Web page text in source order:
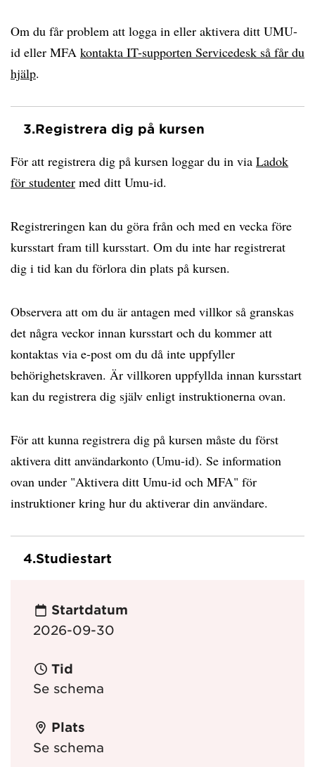
Om du får problem att logga in eller aktivera ditt UMU-
id eller MFA kontakta IT-supporten Servicedesk så får du
hjälp.
3.Registrera dig på kursen
För att registrera dig på kursen loggar du in via Ladok
för studenter med ditt Umu-id.
Registreringen kan du göra från och med en vecka före
kursstart fram till kursstart. Om du inte har registrerat
dig i tid kan du förlora din plats på kursen.
Observera att om du är antagen med villkor så granskas
det några veckor innan kursstart och du kommer att
kontaktas via e-post om du då inte uppfyller
behörighetskraven. Är villkoren uppfyllda innan kursstart
kan du registrera dig själv enligt instruktionerna ovan.
För att kunna registrera dig på kursen måste du först
aktivera ditt användarkonto (Umu-id). Se information
ovan under "Aktivera ditt Umu-id och MFA" för
instruktioner kring hur du aktiverar din användare.
4.Studiestart
Startdatum
2026-09-30
Tid
Se schema
Plats
Se schema